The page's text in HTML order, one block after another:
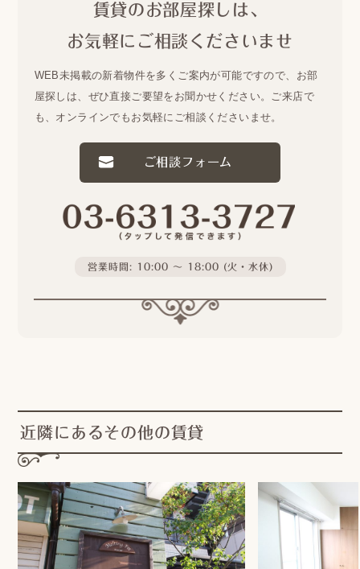
賃貸のお部屋探しは、
お気軽にご相談くださいませ
WEB未掲載の新着物件を多くご案内が可能ですので、 お部
屋探しは、ぜひ直接ご要望をお聞かせください。
ご来店で
も、オンラインでもお気軽にご相談くださいませ。
ご相談フォーム
営業時間: 10:00 〜 18:00 (火・水休)
近隣にあるその他の賃貸